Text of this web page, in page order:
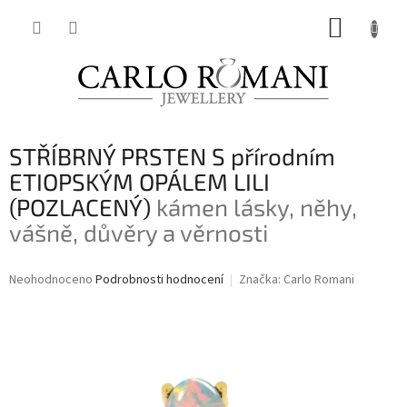
STŘÍBRNÝ PRSTEN S přírodním
ETIOPSKÝM OPÁLEM LILI
(POZLACENÝ) kámen lásky, něhy,
vášně, důvěry a věrnosti
Průměrné
Neohodnoceno Podrobnosti hodnocení Značka: Carlo Romani